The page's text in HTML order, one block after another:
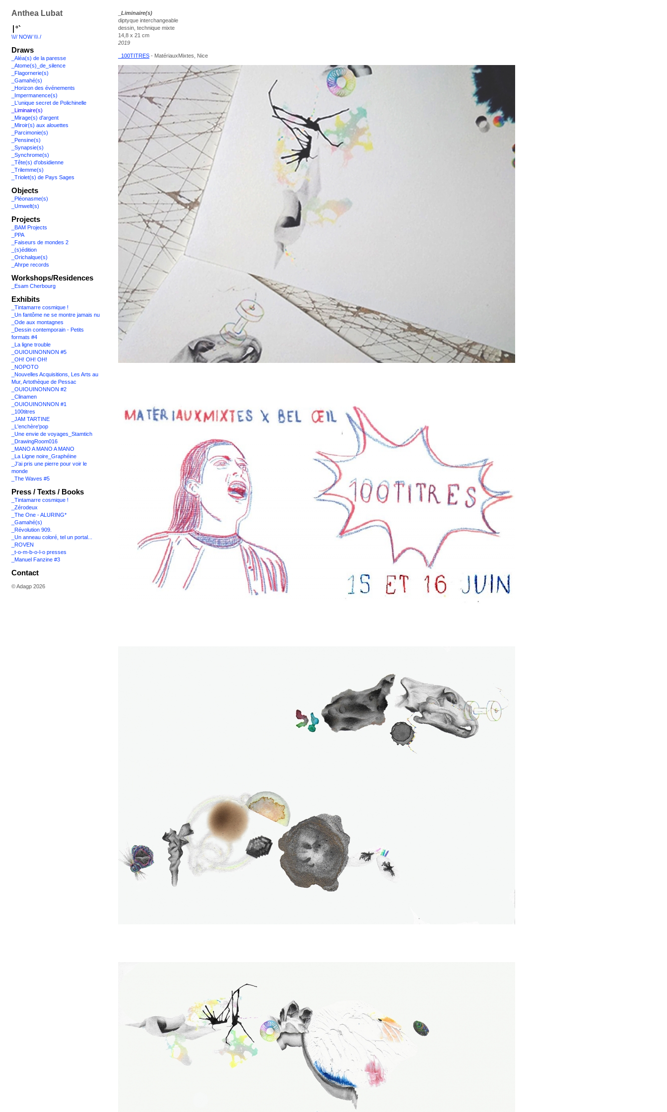
Anthea Lubat
∣°`
\\// NOW \\\ /
Draws
_Aléa(s) de la paresse
_Atome(s)_de_silence
_Flagornerie(s)
_Gamahé(s)
_Horizon des événements
_Impermanence(s)
_L'unique secret de Polichinelle
_Liminaire(s)
_Mirage(s) d'argent
_Miroir(s) aux alouettes
_Parcimonie(s)
_Pensine(s)
_Synapsie(s)
_Synchrome(s)
_Tête(s) d'obsidienne
_Trilemme(s)
_Triolet(s) de Pays Sages
Objects
_Pléonasme(s)
_Umwelt(s)
Projects
_BAM Projects
_PPA
_Faiseurs de mondes 2
_(s)édition
_Orichalque(s)
_Ahrpe records
Workshops/Residences
_Esam Cherbourg
Exhibits
_Tintamarre cosmique !
_Un fantôme ne se montre jamais nu
_Ode aux montagnes
_Dessin contemporain - Petits
formats #4
_La ligne trouble
_OUIOUINONNON #5
_OH! OH! OH!
_NOPOTO
_Nouvelles Acquisitions, Les Arts au
Mur, Artothèque de Pessac
_OUIOUINONNON #2
_Clinamen
_OUIOUINONNON #1
_100titres
_JAM TARTINE
_L'enchère'pop
_Une envie de voyages_Stamtich
_DrawingRoom016
_MANO A MANO A MANO
_La Ligne noire_Graphéine
_J'ai pris une pierre pour voir le
monde
_The Waves #5
Press / Texts / Books
_Tintamarre cosmique !
_Zérodeux
_The One - ALURING*
_Gamahé(s)
_Révolution 909.
_Un anneau coloré, tel un portal...
_ROVEN
_t-o-m-b-o-l-o presses
_Manuel Fanzine #3
Contact
© Adagp 2026
Liminaire(s)
diptyque interchangeable
dessin, technique mixte
14,8 x 21 cm
2019
_100TITRES - MatériauxMixtes, Nice